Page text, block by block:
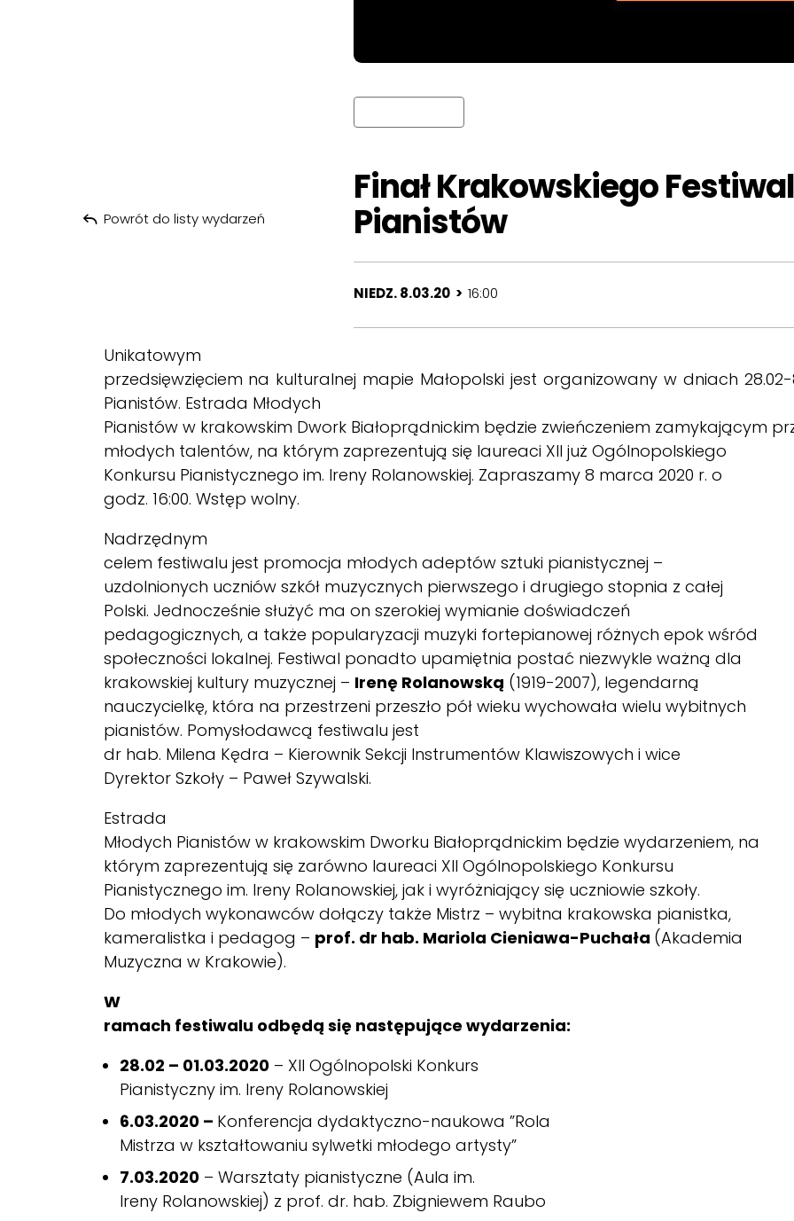
Finał Krakowskiego
Pianistów
NIEDZ. 8.03.20 > 16:00
Powrót do listy wydarzeń
Unikatowym
przedsięwzięciem na kulturalnej mapie Małopolski jest organizowany w dniach 28.02-
Pianistów. Estrada Młodych
Pianistów w krakowskim Dwork Białoprądnickim będzie zwieńczeniem zamykającym
młodych talentów, na którym zaprezentują się laureaci XII już Ogólnopolskiego
Konkursu Pianistycznego im. Ireny Rolanowskiej. Zapraszamy 8 marca 2020 r. o
godz. 16:00. Wstęp wolny.
Nadrzędnym
celem festiwalu jest promocja młodych adeptów sztuki pianistycznej –
uzdolnionych uczniów szkół muzycznych pierwszego i drugiego stopnia z całej
Polski. Jednocześnie służyć ma on szerokiej wymianie doświadczeń
pedagogicznych, a także popularyzacji muzyki fortepianowej różnych epok wśród
społeczności lokalnej. Festiwal ponadto upamiętnia postać niezwykle ważną dla
krakowskiej kultury muzycznej – Irenę Rolanowską (1919-2007), legendarną
nauczycielkę, która na przestrzeni przeszło pół wieku wychowała wielu wybitnych
pianistów. Pomysłodawcą festiwalu jest
dr hab. Milena Kędra – Kierownik Sekcji Instrumentów Klawiszowych i wice
Dyrektor Szkoły – Paweł Szywalski.
Estrada
Młodych Pianistów w krakowskim Dworku Białoprądnickim będzie wydarzeniem, na
którym zaprezentują się zarówno laureaci XII Ogólnopolskiego Konkursu
Pianistycznego im. Ireny Rolanowskiej, jak i wyróżniający się uczniowie szkoły.
Do młodych wykonawców dołączy także Mistrz – wybitna krakowska pianistka,
kameralistka i pedagog – prof. dr hab. Mariola Cieniawa-Puchała (Akademia
Muzyczna w Krakowie).
W
ramach festiwalu odbędą się następujące wydarzenia:
28.02 – 01.03.2020– XII Ogólnopolski Konkurs
Pianistyczny im. Ireny Rolanowskiej
6.03.2020 – Konferencja dydaktyczno-naukowa ”Rola
Mistrza w kształtowaniu sylwetki młodego artysty”
7.03.2020– Warsztaty pianistyczne (Aula im.
Ireny Rolanowskiej) z prof. dr. hab. Zbigniewem Raubo